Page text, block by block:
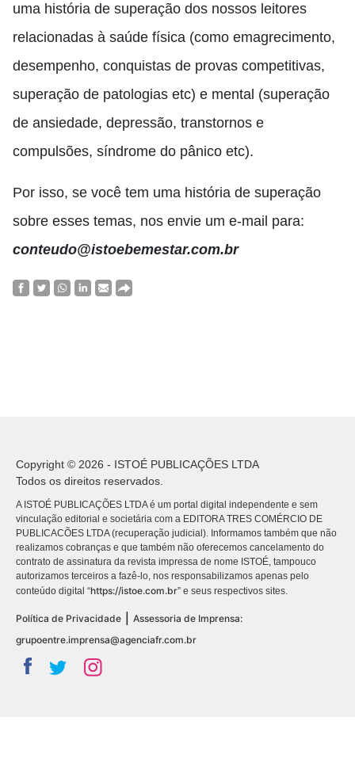
uma história de superação dos nossos leitores
relacionadas à saúde física (como emagrecimento,
desempenho, conquistas de provas competitivas,
superação de patologias etc) e mental (superação
de ansiedade, depressão, transtornos e
compulsões, síndrome do pânico etc).
Por isso, se você tem uma história de superação
sobre esses temas, nos envie um e-mail para:
conteudo@istoebemestar.com.br
Copyright © 2026 - ISTOÉ PUBLICAÇÕES LTDA
Todos os direitos reservados.
A ISTOÉ PUBLICAÇÕES LTDA é um portal digital independente e sem
vinculação editorial e societária com a EDITORA TRES COMÉRCIO DE
PUBLICACÕES LTDA (recuperação judicial). Informamos também que não
realizamos cobranças e que também não oferecemos cancelamento do
contrato de assinatura da revista impressa de nome ISTOÉ, tampouco
autorizamos terceiros a fazê-lo, nos responsabilizamos apenas pelo
conteúdo digital “https://istoe.com.br” e seus respectivos sites.
Política de Privacidade
Assessoria de Imprensa:
grupoentre.imprensa@agenciafr.com.br